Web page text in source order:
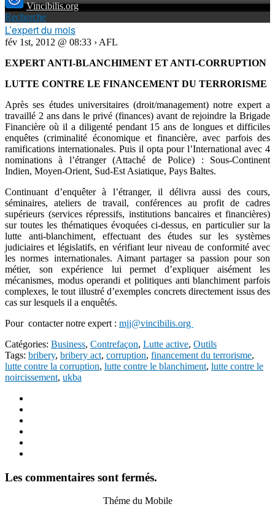
Vincibilis.org
Recherche
L’expert du mois
fév 1st, 2012 @ 08:33 › AFL
EXPERT ANTI-BLANCHIMENT ET ANTI-CORRUPTION
LUTTE CONTRE LE FINANCEMENT DU TERRORISME
Après ses études universitaires (droit/management) notre expert a
travaillé 2 ans dans le privé (finances) avant de rejoindre la Brigade
Financière où il a diligenté pendant 15 ans de longues et difficiles
enquêtes (criminalité économique et financière, avec parfois des
ramifications internationales. Puis il opta pour l’International avec 4
nominations à l’étranger (Attaché de Police) : Sous-Continent
Indien, Moyen-Orient, Sud-Est Asiatique, Pays Baltes.
Continuant d’enquêter à l’étranger, il délivra aussi des cours,
séminaires, ateliers de travail, conférences au profit de cadres
supérieurs (services répressifs, institutions bancaires et financières)
sur toutes les thématiques évoquées ci-dessus, en particulier sur la
lutte anti-blanchiment, effectuant des études sur les systèmes
judiciaires et législatifs, en vérifiant leur niveau de conformité avec
les normes internationales. Aimant partager sa passion pour son
métier, son expérience lui permet d’expliquer aisément les
mécanismes, modus operandi et politiques anti blanchiment parfois
complexes, le tout illustré d’exemples concrets directement issus des
cas sur lesquels il a enquêtés.
Pour contacter notre expert : mjj@vincibilis.org
Catégories: Business, Contrefaçon, Lutte active, Outils
Tags: bribery, bribery act, corruption, financement du terrorisme,
lutte contre la corruption, lutte contre le blanchiment, lutte contre le
noircissement, ukba
Les commentaires sont fermés.
Théme du Mobile